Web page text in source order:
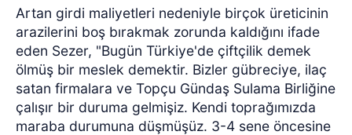
Artan girdi maliyetleri nedeniyle birçok üreticinin
arazilerini boş bırakmak zorunda kaldığını ifade
eden Sezer, "Bugün Türkiye'de çiftçilik demek
ölmüş bir meslek demektir. Bizler gübreciye, ilaç
satan firmalara ve Topçu Gündaş Sulama Birliğine
çalışır bir duruma gelmişiz. Kendi toprağımızda
maraba durumuna düşmüşüz. 3-4 sene öncesine